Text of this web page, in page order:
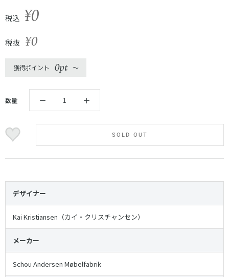
税込 ¥0
税抜 ¥0
獲得ポイント 0pt 〜
数量
SOLD OUT
デザイナー
Kai Kristiansen（カイ・クリスチャンセン）
メーカー
Schou Andersen Møbelfabrik